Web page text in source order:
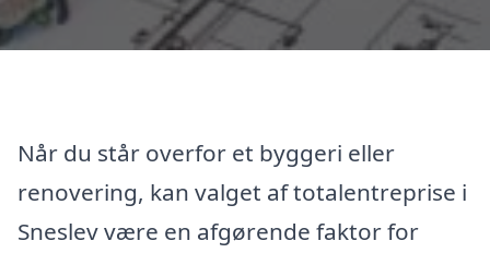
Når du står overfor et byggeri eller
renovering, kan valget af totalentreprise i
Sneslev være en afgørende faktor for